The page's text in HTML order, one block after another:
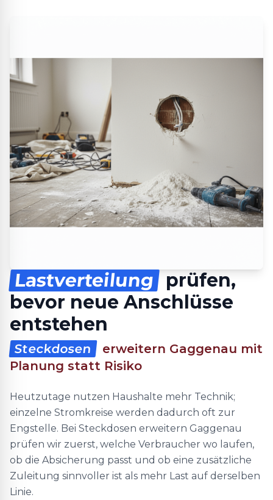
Lastverteilung
prüfen,
bevor neue Anschlüsse
entstehen
Steckdosen
erweitern Gaggenau mit
Planung statt Risiko
Heutzutage nutzen Haushalte mehr Technik;
einzelne Stromkreise werden dadurch oft zur
Engstelle. Bei Steckdosen erweitern Gaggenau
prüfen wir zuerst, welche Verbraucher wo laufen,
ob die Absicherung passt und ob eine zusätzliche
Zuleitung sinnvoller ist als mehr Last auf derselben
Linie.